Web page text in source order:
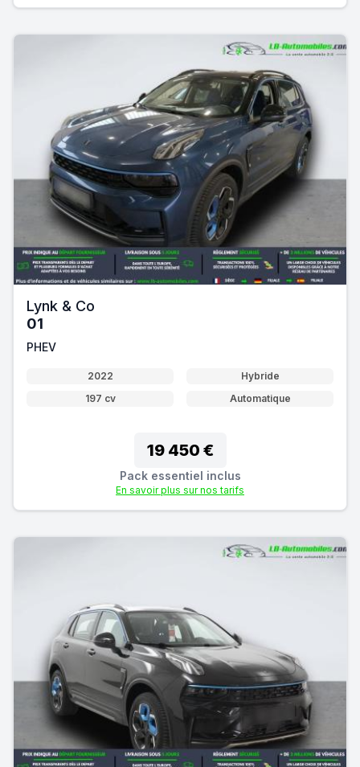
Lynk & Co
01
PHEV
2022
Hybride
197 cv
Automatique
19 450 €
Pack essentiel inclus
En savoir plus sur nos tarifs